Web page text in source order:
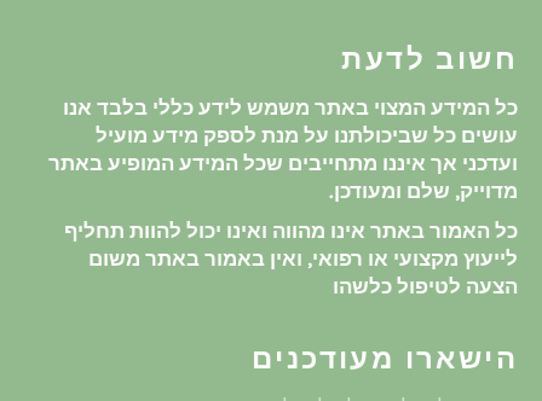
חשוב לדעת
כל המידע המצוי באתר משמש לידע כללי בלבד אנו
עושים כל שביכולתנו על מנת לספק מידע מועיל
ועדכני אך איננו מתחייבים שכל המידע המופיע באתר
מדוייק, שלם ומעודכן.
כל האמור באתר אינו מהווה ואינו יכול להוות תחליף
לייעוץ מקצועי או רפואי, ואין באמור באתר משום
הצעה לטיפול כלשהו
הישארו מעודכנים